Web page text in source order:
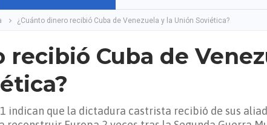
¿Cuánto dinero recibió Cuba de Venezuela y la Unión Soviética?
recibió Cuba de
indican que la dictadura castrista recibió de sus